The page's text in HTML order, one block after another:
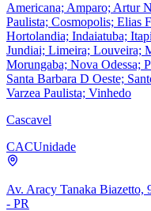
Americana; Amparo; Artur
Paulista; Cosmopolis; Elias
Hortolandia; Indaiatuba;
Jundiai; Limeira; Louveira;
Morungaba; Nova Odessa;
Santa Barbara D Oeste;
Varzea Paulista; Vinhedo
Cascavel
CACUnidade
Av. Aracy Tanaka Biazetto,
- PR